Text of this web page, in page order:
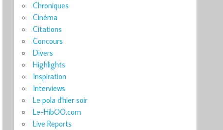
Chroniques
Cinéma
Citations
Concours
Divers
Highlights
Inspiration
Interviews
Le pola d'hier soir
Le-HibOO.com
Live Reports